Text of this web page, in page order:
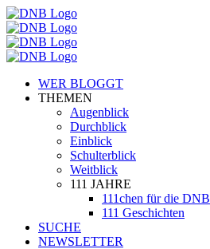
WER BLOGGT
THEMEN
Augenblick
Durchblick
Einblick
Schulterblick
Weitblick
111 JAHRE
111chen für die DNB
111 Geschichten
SUCHE
NEWSLETTER